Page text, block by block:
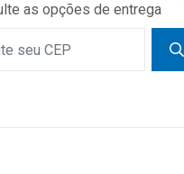
as opções de entrega